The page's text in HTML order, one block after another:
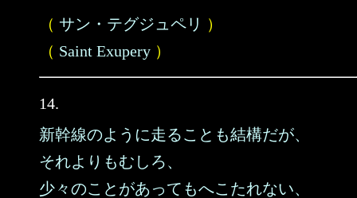
（ サン・テグジュペリ ）
（ Saint Exupery ）
14.
新幹線のように走ることも結構だが、
それよりもむしろ、
少々のことがあってもへこたれない、